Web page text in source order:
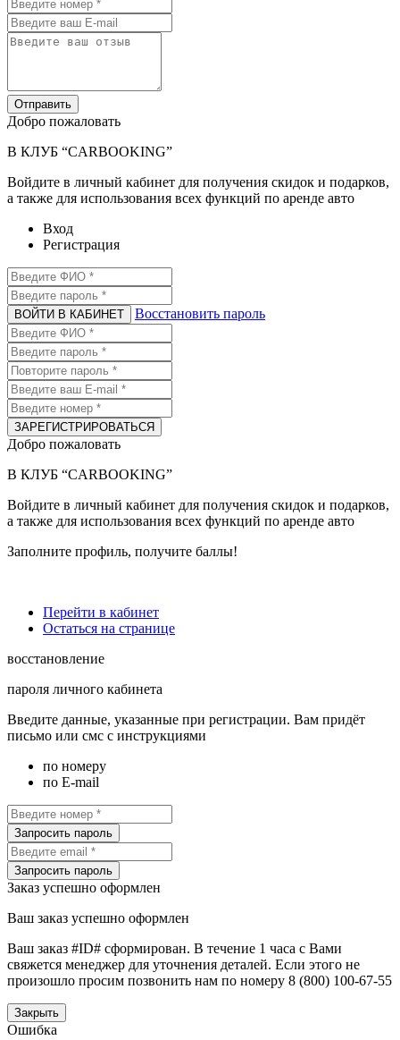
Отправить
Добро пожаловать
В КЛУБ “CARBOOKING”
Войдите в личный кабинет для получения скидок и подарков,
а также для использования всех функций по аренде авто
Вход
Регистрация
ВОЙТИ В КАБИНЕТ Восстановить пароль
ЗАРЕГИСТРИРОВАТЬСЯ
Добро пожаловать
В КЛУБ “CARBOOKING”
Войдите в личный кабинет для получения скидок и подарков,
а также для использования всех функций по аренде авто
Заполните профиль, получите баллы!
Перейти в кабинет
Остаться на странице
восстановление
пароля личного кабинета
Введите данные, указанные при регистрации. Вам придёт
письмо или смс с инструкциями
по номеру
по E-mail
Запросить пароль
Запросить пароль
Заказ успешно оформлен
Ваш заказ успешно оформлен
Ваш заказ #ID# сформирован. В течение 1 часа с Вами
свяжется менеджер для уточнения деталей. Если этого не
произошло просим позвонить нам по номеру 8 (800) 100-67-55
Закрыть
Ошибка